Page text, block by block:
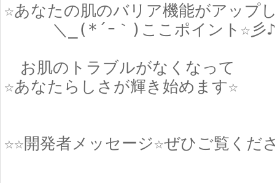
☆あなたの肌のバリア機能がアップ
＼_(*´ｰ｀)ここポイント☆彡
お肌のトラブルがなくなって
☆あなたらしさが輝き始めます☆
☆☆開発者メッセージ☆ぜひご覧くだ